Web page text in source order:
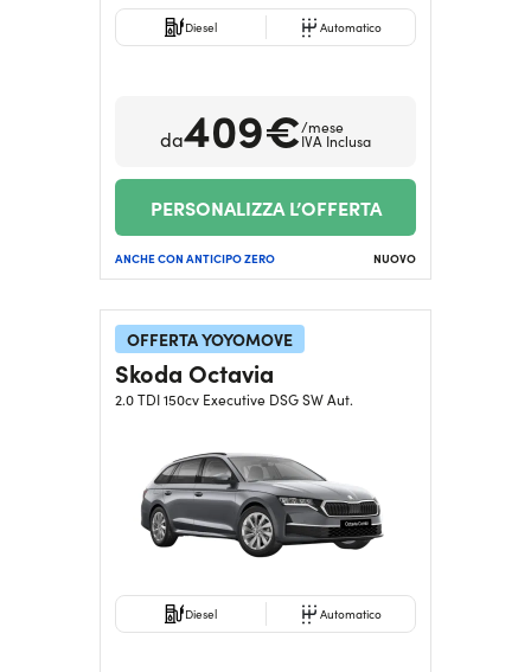
Diesel Automatico
da409€/mese
IVA Inclusa
PERSONALIZZA L’OFFERTA
ANCHE CON ANTICIPO ZERO NUOVO
OFFERTA YOYOMOVE
Skoda Octavia
2.0 TDI 150cv Executive DSG SW Aut.
Diesel Automatico